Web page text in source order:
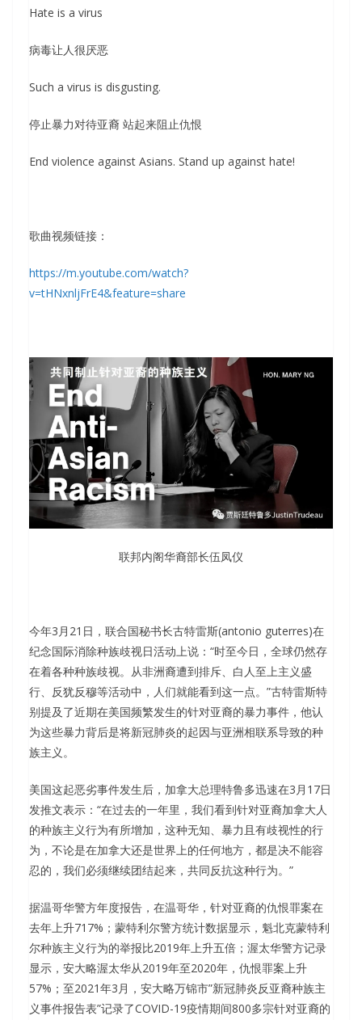
Hate is a virus
病毒让人很厌恶
Such a virus is disgusting.
停止暴力对待亚裔 站起来阻止仇恨
End violence against Asians. Stand up against hate!
歌曲视频链接：
https://m.youtube.com/watch?
v=tHNxnljFrE4&feature=share
联邦内阁华裔部长伍凤仪
今年3月21日，联合国秘书长古特雷斯(antonio guterres)在
纪念国际消除种族歧视日活动上说：“时至今日，全球仍然存
在着各种种族歧视。从非洲裔遭到排斥、白人至上主义盛
行、反犹反穆等活动中，人们就能看到这一点。”古特雷斯特
别提及了近期在美国频繁发生的针对亚裔的暴力事件，他认
为这些暴力背后是将新冠肺炎的起因与亚洲相联系导致的种
族主义。
美国这起恶劣事件发生后，加拿大总理特鲁多迅速在3月17日
发推文表示：“在过去的一年里，我们看到针对亚裔加拿大人
的种族主义行为有所增加，这种无知、暴力且有歧视性的行
为，不论是在加拿大还是世界上的任何地方，都是决不能容
忍的，我们必须继续团结起来，共同反抗这种行为。”
据温哥华警方年度报告，在温哥华，针对亚裔的仇恨罪案在
去年上升717%；蒙特利尔警方统计数据显示，魁北克蒙特利
尔种族主义行为的举报比2019年上升五倍；渥太华警方记录
显示，安大略渥太华从2019年至2020年，仇恨罪案上升
57%；至2021年3月，安大略万锦市”新冠肺炎反亚裔种族主
义事件报告表”记录了COVID-19疫情期间800多宗针对亚裔的